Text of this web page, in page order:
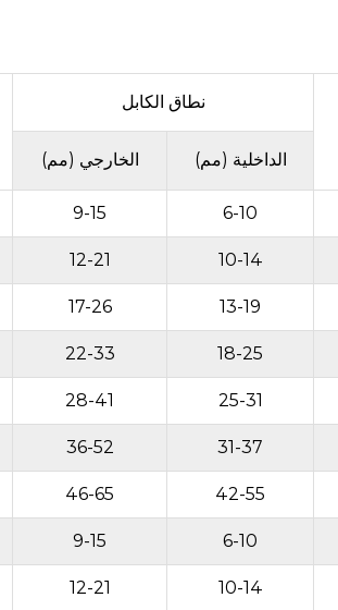
نطاق الكابل
الداخلية (مم) الخارجي (مم)
6-10
9-15
10-14
12-21
13-19
17-26
18-25
22-33
25-31
28-41
31-37
36-52
42-55
46-65
6-10
9-15
10-14
12-21